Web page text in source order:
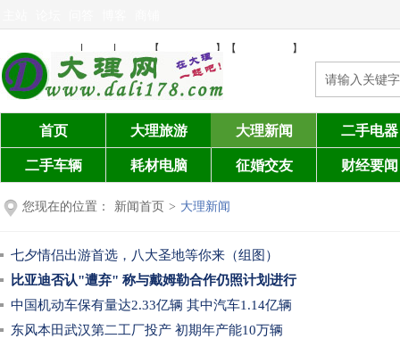
| | 【 】【 】
首页 大理旅游 大理新闻 二手电器
二手车辆 耗材电脑 征婚交友 财经要闻
您现在的位置： 新闻首页 > 大理新闻
七夕情侣出游首选，八大圣地等你来（组图）
比亚迪否认"遭弃" 称与戴姆勒合作仍照计划进行
中国机动车保有量达2.33亿辆 其中汽车1.14亿辆
东风本田武汉第二工厂投产 初期年产能10万辆